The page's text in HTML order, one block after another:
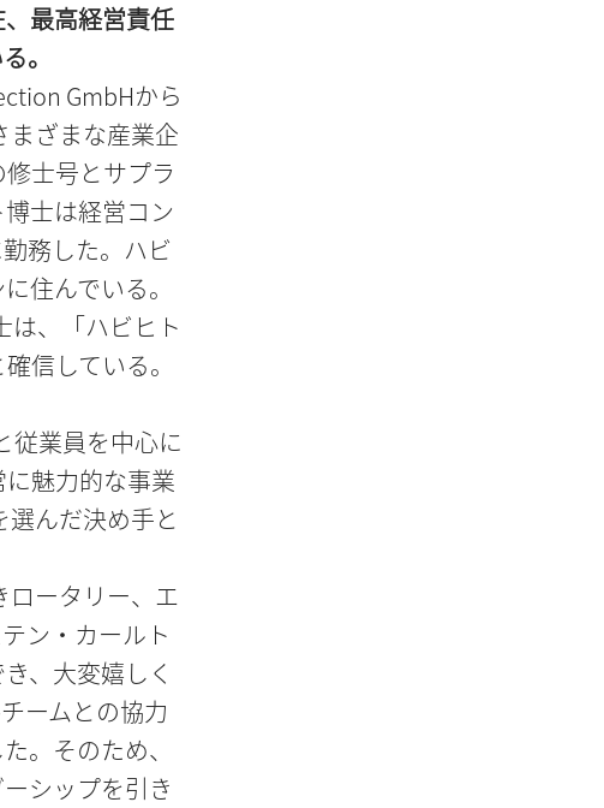
最高経営責任
。
GmbHから
まざまな産業企
士号とサプラ
士は経営コン
務した。ハビ
住んでいる。
は、「ハビヒト
信している。
従業員を中心に
魅力的な事業
選んだ決め手と
ロータリー、エ
ン・カールト
、大変嬉しく
ームとの協力
。そのため、
シップを引き